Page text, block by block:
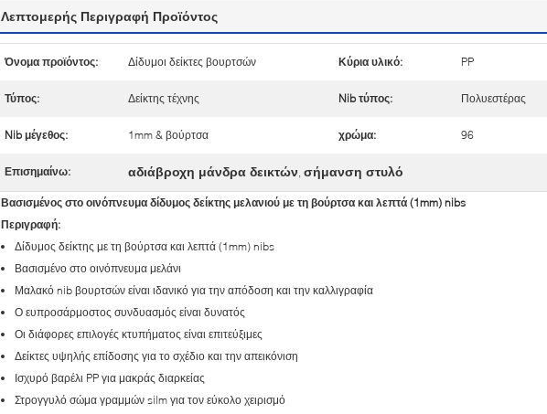
Λεπτομερής Περιγραφή Προϊόντος
Όνομα προϊόντος: Δίδυμοι δείκτες βουρτσών Κύρια υλικό: PP
Τύπος: Δείκτης τέχνης Nib τύπος: Πολυεστέρας
Nib μέγεθος: 1mm & βούρτσα χρώμα: 96
Επισημαίνω: αδιάβροχη μάνδρα δεικτών, σήμανση στυλό
Βασισμένος στο οινόπνευμα δίδυμος δείκτης μελανιού με τη βούρτσα και λεπτά (1mm) nibs
Περιγραφή:
Δίδυμος δείκτης με τη βούρτσα και λεπτά (1mm) nibs
Βασισμένο στο οινόπνευμα μελάνι
Μαλακό nib βουρτσών είναι ιδανικό για την απόδοση και την καλλιγραφία
Ο ευπροσάρμοστος συνδυασμός είναι δυνατός
Οι διάφορες επιλογές κτυπήματος είναι επιτεύξιμες
Δείκτες υψηλής επίδοσης για το σχέδιο και την απεικόνιση
Ισχυρό βαρέλι PP για μακράς διαρκείας
Στρογγυλό σώμα γραμμών silm για τον εύκολο χειρισμό